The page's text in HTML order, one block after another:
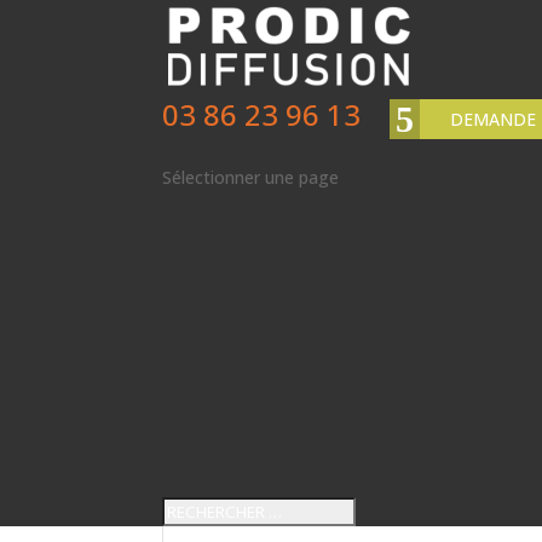
03 86 23 96 13 DEMANDE
Sélectionner une page